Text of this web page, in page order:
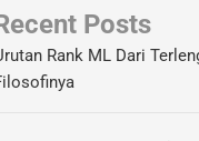
Posts
Rank ML Dari